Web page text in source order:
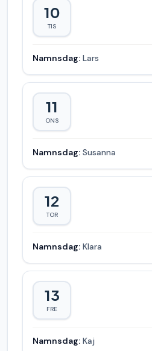
10
TIS
Namnsdag: Lars
11
ONS
Namnsdag: Susanna
12
TOR
Namnsdag: Klara
13
FRE
Namnsdag: Kaj